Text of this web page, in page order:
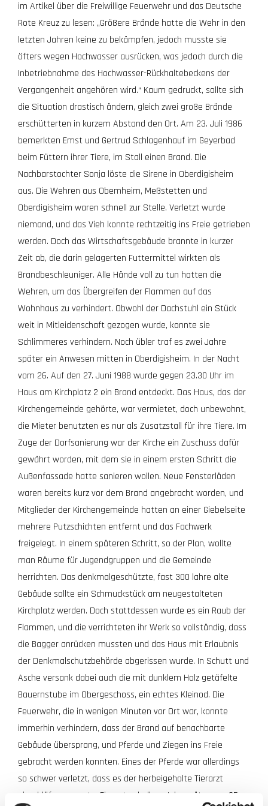
im Artikel über die Freiwillige Feuerwehr und das Deutsche
Rote Kreuz zu lesen: „Größere Brände hatte die Wehr in den
letzten Jahren keine zu bekämpfen, jedoch musste sie
öfters wegen Hochwasser ausrücken, was jedoch durch die
Inbetriebnahme des Hochwasser-Rückhaltebeckens der
Vergangenheit angehören wird.“ Kaum gedruckt, sollte sich
die Situation drastisch ändern, gleich zwei große Brände
erschütterten in kurzem Abstand den Ort. Am 23. Juli 1986
bemerkten Emst und Gertrud Schlagenhauf im Geyerbad
beim Füttern ihrer Tiere, im Stall einen Brand. Die
Nachbarstochter Sonja löste die Sirene in Oberdigisheim
aus. Die Wehren aus Obemheim, Meßstetten und
Oberdigisheim waren schnell zur Stelle. Verletzt wurde
niemand, und das Vieh konnte rechtzeitig ins Freie getrieben
werden. Doch das Wirtschaftsgebäude brannte in kurzer
Zeit ab, die darin gelagerten Futtermittel wirkten als
Brandbeschleuniger. Alle Hände voll zu tun hatten die
Wehren, um das Übergreifen der Flammen auf das
Wohnhaus zu verhindert. Obwohl der Dachstuhl ein Stück
weit in Mitleidenschaft gezogen wurde, konnte sie
Schlimmeres verhindern. Noch übler traf es zwei Jahre
später ein Anwesen mitten in Oberdigisheim. In der Nacht
vom 26. Auf den 27. Juni 1988 wurde gegen 23.30 Uhr im
Haus am Kirchplatz 2 ein Brand entdeckt. Das Haus, das der
Kirchengemeinde gehörte, war vermietet, doch unbewohnt,
die Mieter benutzten es nur als Zusatzstall für ihre Tiere. Im
Zuge der Dorfsanierung war der Kirche ein Zuschuss dafür
gewährt worden, mit dem sie in einem ersten Schritt die
Außenfassade hatte sanieren wollen. Neue Fensterläden
waren bereits kurz vor dem Brand angebracht worden, und
Mitglieder der Kirchengemeinde hatten an einer Giebelseite
mehrere Putzschichten entfernt und das Fachwerk
freigelegt. In einem späteren Schritt, so der Plan, wollte
man Räume für Jugendgruppen und die Gemeinde
herrichten. Das denkmalgeschützte, fast 300 lahre alte
Gebäude sollte ein Schmuckstück am neugestalteten
Kirchplatz werden. Doch stattdessen wurde es ein Raub der
Flammen, und die verrichteten ihr Werk so vollständig, dass
die Bagger anrücken mussten und das Haus mit Erlaubnis
der Denkmalschutzbehörde abgerissen wurde. In Schutt und
Asche versank dabei auch die mit dunklem Holz getäfelte
Bauernstube im Obergeschoss, ein echtes Kleinod. Die
Feuerwehr, die in wenigen Minuten vor Ort war, konnte
immerhin verhindern, dass der Brand auf benachbarte
Gebäude übersprang, und Pferde und Ziegen ins Freie
gebracht werden konnten. Eines der Pferde war allerdings
so schwer verletzt, dass es der herbeigeholte Tierarzt
einschläfern musste. Ein gutes halbes Jahr später, am 25.